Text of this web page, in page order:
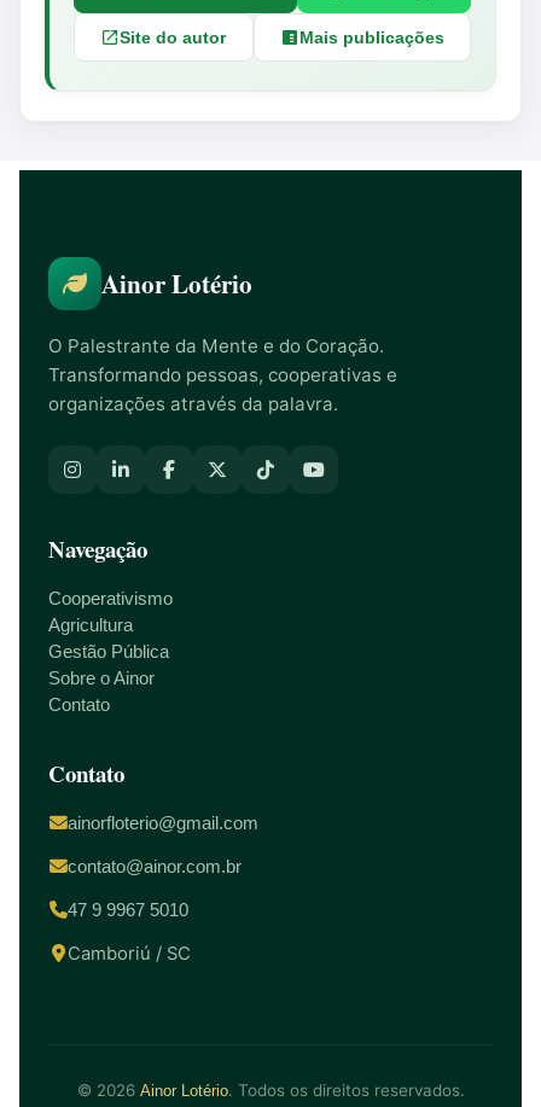
Site do autor Mais publicações
Ainor Lotério
O Palestrante da Mente e do Coração.
Transformando pessoas, cooperativas e
organizações através da palavra.
Navegação
Cooperativismo
Agricultura
Gestão Pública
Sobre o Ainor
Contato
Contato
ainorfloterio@gmail.com
contato@ainor.com.br
47 9 9967 5010
Camboriú / SC
© 2026 Ainor Lotério. Todos os direitos reservados.